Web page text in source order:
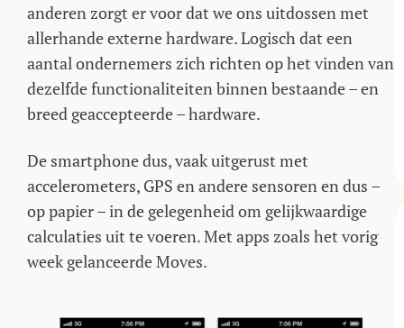
anderen zorgt er voor dat we ons uitdossen met
allerhande externe hardware. Logisch dat een
aantal ondernemers zich richten op het vinden van
dezelfde functionaliteiten binnen bestaande – en
breed geaccepteerde – hardware.
De smartphone dus, vaak uitgerust met
accelerometers, GPS en andere sensoren en dus –
op papier – in de gelegenheid om gelijkwaardige
calculaties uit te voeren. Met apps zoals het vorig
week gelanceerde Moves.